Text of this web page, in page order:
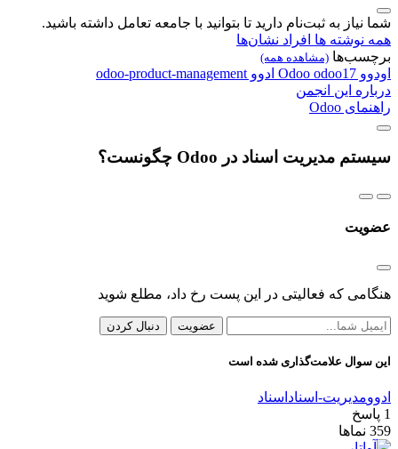
شما نیاز به ثبت‌نام دارید تا بتوانید با جامعه تعامل داشته باشید.
همه نوشته ها افراد نشان‌ها
برچسب‌ها (مشاهده همه)
اودوو Odoo odoo17 ادوو odoo-product-management
درباره این انجمن
راهنمای Odoo
سیستم مدیریت اسناد در Odoo چگونست؟
عضویت
هنگامی که فعالیتی در این پست رخ داد، مطلع شوید
عضویت دنبال کردن
این سوال علامت‌گذاری شده است
ادوومدیریت-اسناد اسناد
1 پاسخ
359 نماها